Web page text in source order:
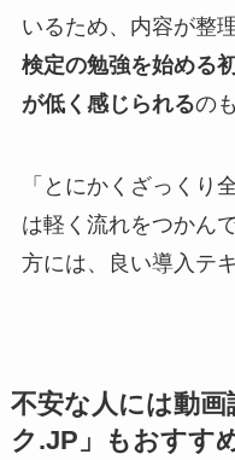
いるため、内容が整
検定の勉強を始める
が低く感じられるの
「とにかくざっくり
は軽く流れをつかん
方には、良い導入テ
不安な人には動
ク.JP」もおすす